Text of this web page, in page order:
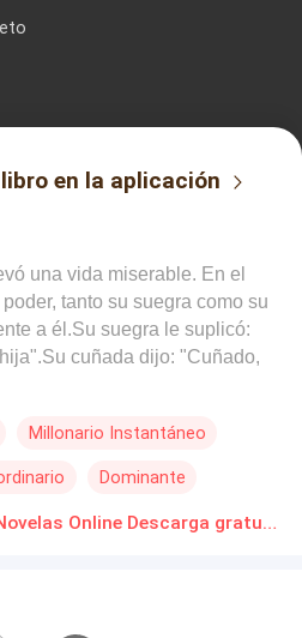
en la aplicación
una vida miserable. En el
tanto su suegra como su
a él.Su suegra le suplicó:
cuñada dijo: "Cuñado,
Millonario Instantáneo
Dominante
Yerno Piadoso al Poder Novelas Online Descarga gratuita de PDF